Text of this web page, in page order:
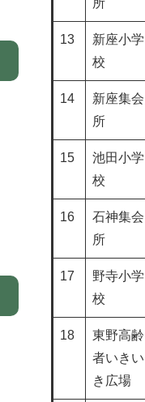
所
13
新座小学
校
14
新座集会
所
15
池田小学
校
16
石神集会
所
17
野寺小学
校
18
東野高齢
者いきい
き広場